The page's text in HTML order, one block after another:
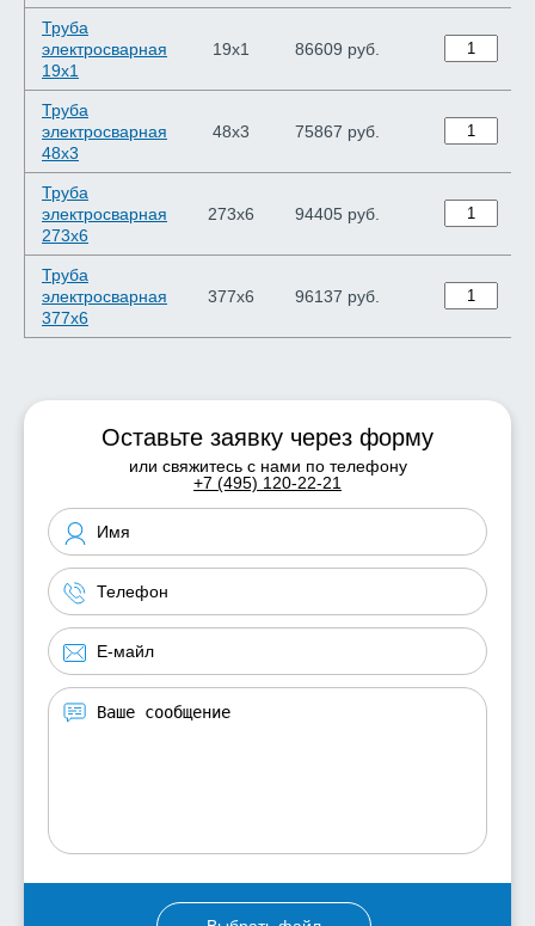
Труба
электросварная
19х1
19х1 86609 руб.
Труба
электросварная
48х3
48х3 75867 руб.
Труба
электросварная
273х6
273х6 94405 руб.
Труба
электросварная
377х6
377х6 96137 руб.
Оставьте заявку через форму
или свяжитесь с нами по телефону
+7 (495) 120-22-21